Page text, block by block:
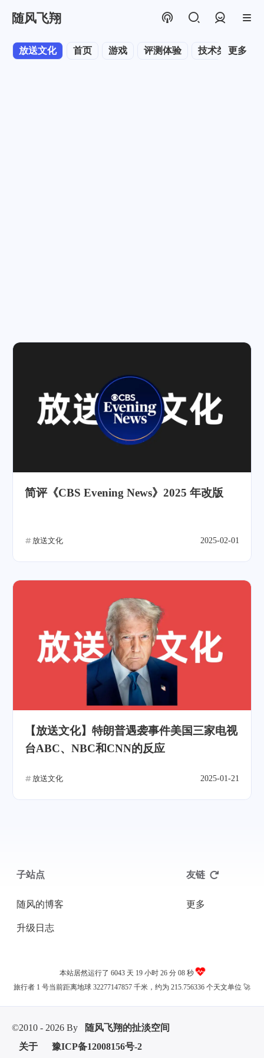
随风飞翔
首页 游戏 评测体验 技术类
放送文化 金融
更多
简评《CBS Evening News》2025 年改版
放送文化 2025-02-01
【放送文化】特朗普遇袭事件美国三家电视
台ABC、NBC和CNN的反应
放送文化 2025-01-21
子站点
随风的博客
升级日志
友链
更多
本站居然运行了 6043 天 19 小时 26 分 08 秒
旅行者 1 号当前距离地球 32277147857 千米，约为 215.756336 个天文单位 🚀
©2010 - 2026 By
随风飞翔的扯淡空间
关于
豫ICP备12008156号-2